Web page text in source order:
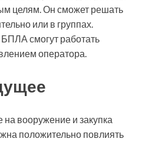
целям. Он сможет решать
или в группах.
смогут работать
оператора.
вооружение и закупка
положительно повлиять